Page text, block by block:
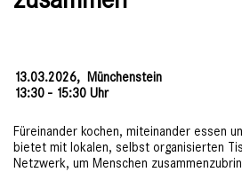
13.03.2026, Münchenstein
13:30 - 15:30 Uhr
Füreinander kochen, miteinander essen
bietet mit lokalen, selbst organisierten
Netzwerk, um Menschen